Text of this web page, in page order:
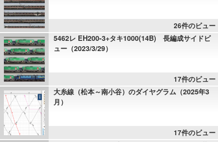
26件のビュー
5462レ EH200-3+タキ1000(14B) 長編成サイドビ
ュー（2023/3/29）
17件のビュー
大糸線（松本～南小谷）のダイヤグラム（2025年3
月）
17件のビュー